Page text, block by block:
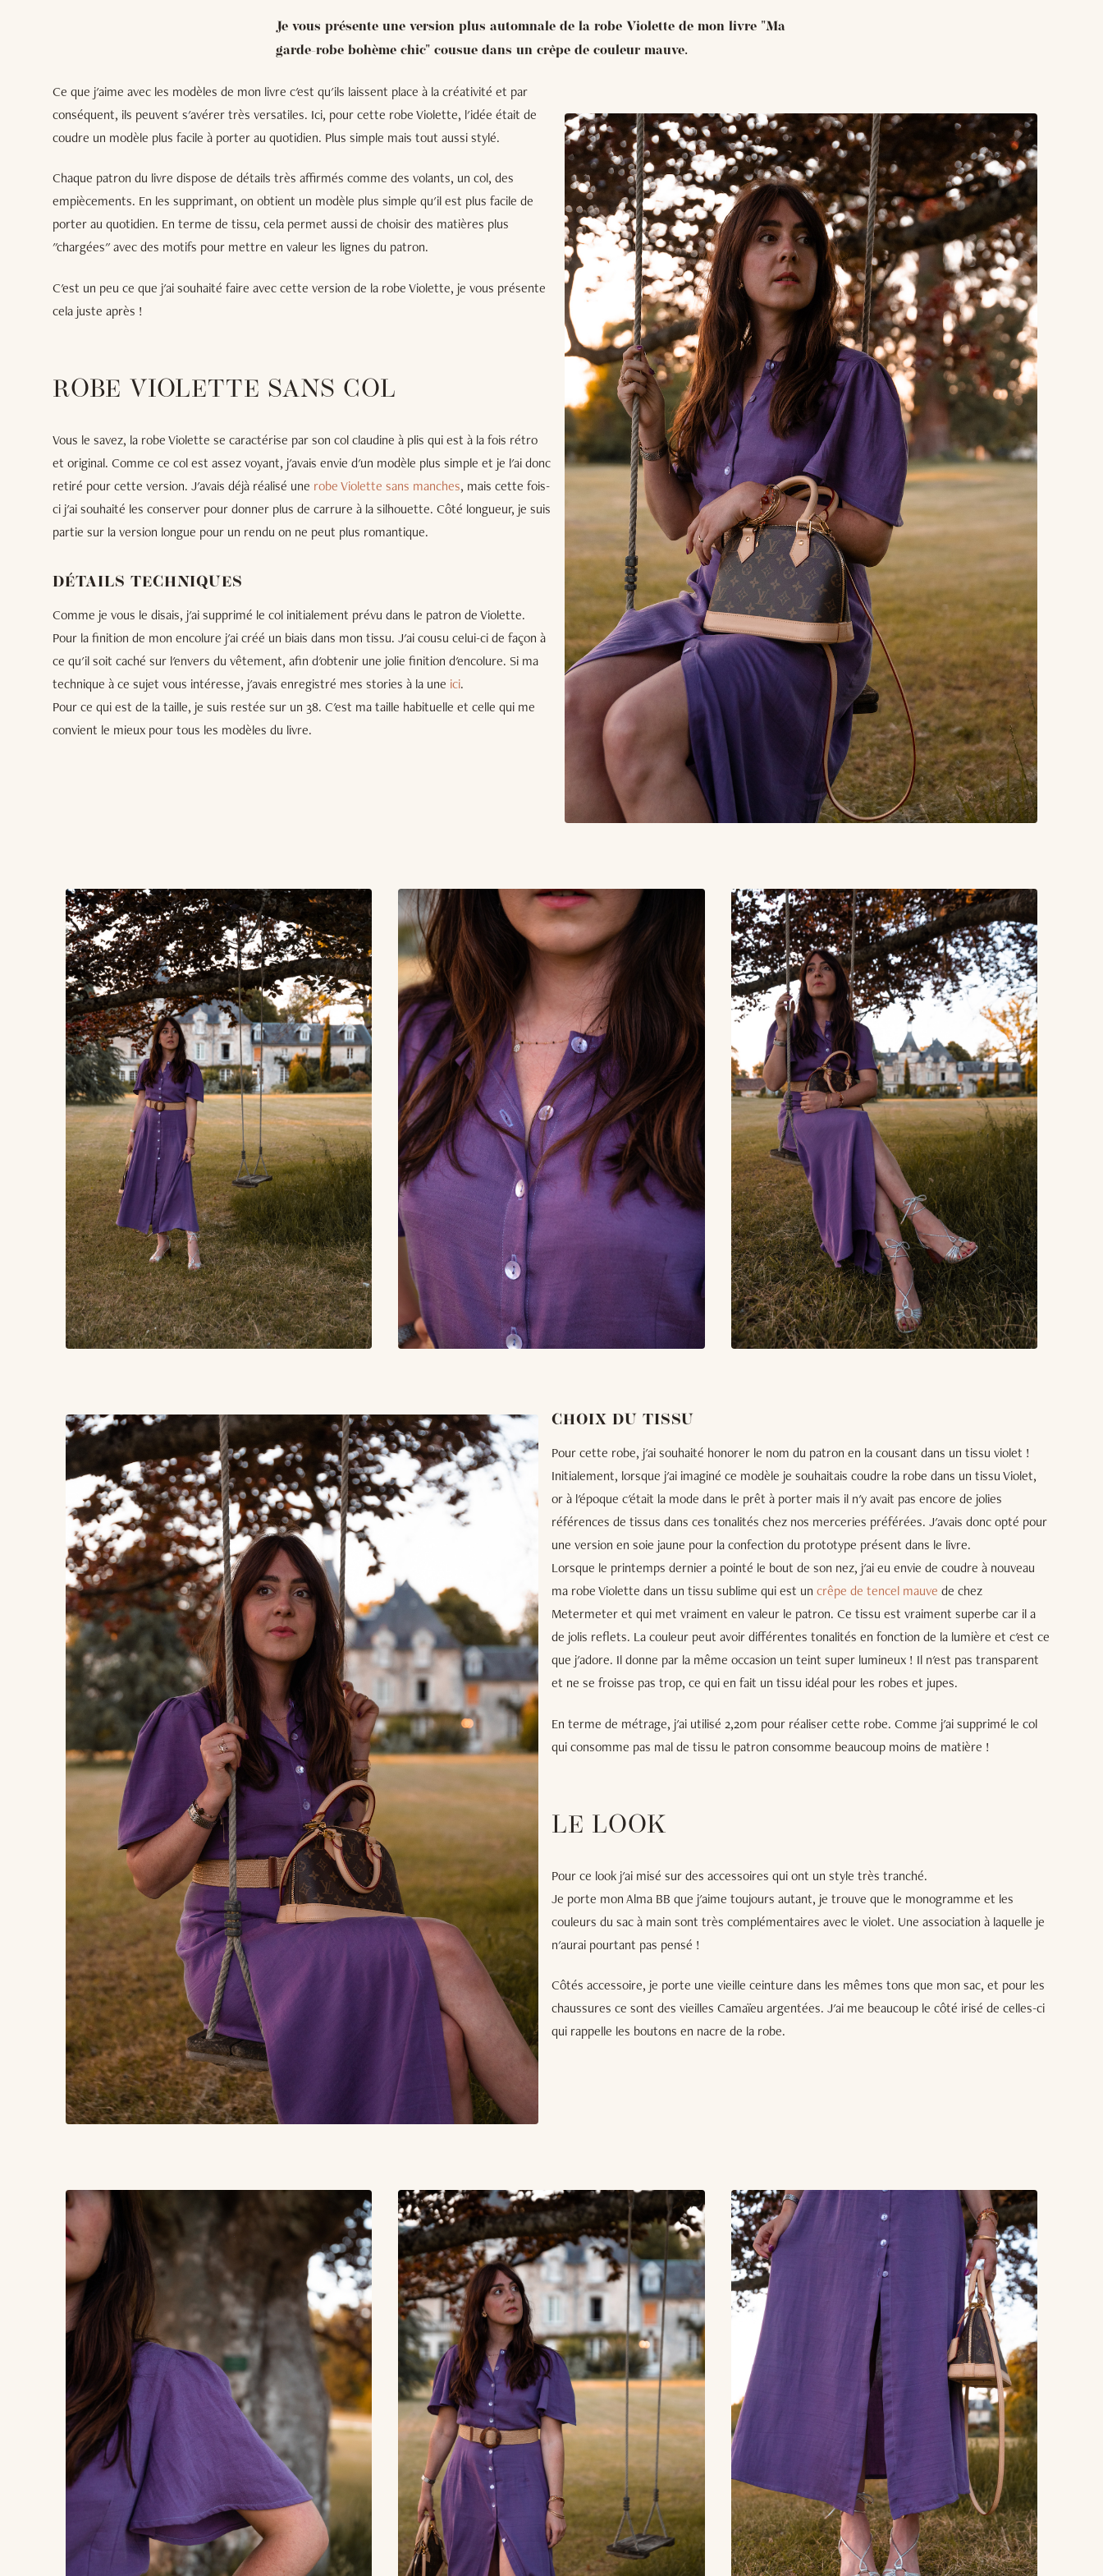
Je vous présente une version plus automnale de la robe Violette de mon livre "Ma
garde-robe bohème chic" cousue dans un crêpe de couleur mauve.
Ce que j'aime avec les modèles de mon livre c'est qu'ils laissent place à la créativité et par
conséquent, ils peuvent s'avérer très versatiles. Ici, pour cette robe Violette, l'idée était de
coudre un modèle plus facile à porter au quotidien. Plus simple mais tout aussi stylé.
Chaque patron du livre dispose de détails très affirmés comme des volants, un col, des
empiècements. En les supprimant, on obtient un modèle plus simple qu'il est plus facile de
porter au quotidien. En terme de tissu, cela permet aussi de choisir des matières plus
"chargées" avec des motifs pour mettre en valeur les lignes du patron.
C'est un peu ce que j'ai souhaité faire avec cette version de la robe Violette, je vous présente
cela juste après !
ROBE VIOLETTE SANS COL
Vous le savez, la robe Violette se caractérise par son col claudine à plis qui est à la fois rétro
et original. Comme ce col est assez voyant, j'avais envie d'un modèle plus simple et je l'ai donc
retiré pour cette version. J'avais déjà réalisé une robe Violette sans manches, mais cette fois-
ci j'ai souhaité les conserver pour donner plus de carrure à la silhouette. Côté longueur, je suis
partie sur la version longue pour un rendu on ne peut plus romantique.
DÉTAILS TECHNIQUES
Comme je vous le disais, j'ai supprimé le col initialement prévu dans le patron de Violette.
Pour la finition de mon encolure j'ai créé un biais dans mon tissu. J'ai cousu celui-ci de façon à
ce qu'il soit caché sur l'envers du vêtement, afin d'obtenir une jolie finition d'encolure. Si ma
technique à ce sujet vous intéresse, j'avais enregistré mes stories à la une ici.
Pour ce qui est de la taille, je suis restée sur un 38. C'est ma taille habituelle et celle qui me
convient le mieux pour tous les modèles du livre.
CHOIX DU TISSU
Pour cette robe, j'ai souhaité honorer le nom du patron en la cousant dans un tissu violet !
Initialement, lorsque j'ai imaginé ce modèle je souhaitais coudre la robe dans un tissu Violet,
or à l'époque c'était la mode dans le prêt à porter mais il n'y avait pas encore de jolies
références de tissus dans ces tonalités chez nos merceries préférées. J'avais donc opté pour
une version en soie jaune pour la confection du prototype présent dans le livre.
Lorsque le printemps dernier a pointé le bout de son nez, j'ai eu envie de coudre à nouveau
ma robe Violette dans un tissu sublime qui est un crêpe de tencel mauve de chez
Metermeter et qui met vraiment en valeur le patron. Ce tissu est vraiment superbe car il a
de jolis reflets. La couleur peut avoir différentes tonalités en fonction de la lumière et c'est ce
que j'adore. Il donne par la même occasion un teint super lumineux ! Il n'est pas transparent
et ne se froisse pas trop, ce qui en fait un tissu idéal pour les robes et jupes.
En terme de métrage, j'ai utilisé 2,20m pour réaliser cette robe. Comme j'ai supprimé le col
qui consomme pas mal de tissu le patron consomme beaucoup moins de matière !
LE LOOK
Pour ce look j'ai misé sur des accessoires qui ont un style très tranché.
Je porte mon Alma BB que j'aime toujours autant, je trouve que le monogramme et les
couleurs du sac à main sont très complémentaires avec le violet. Une association à laquelle je
n'aurai pourtant pas pensé !
Côtés accessoire, je porte une vieille ceinture dans les mêmes tons que mon sac, et pour les
chaussures ce sont des vieilles Camaïeu argentées. J'ai me beaucoup le côté irisé de celles-ci
qui rappelle les boutons en nacre de la robe.